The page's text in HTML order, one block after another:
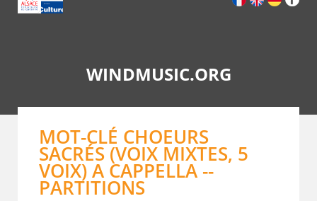
WINDMUSIC.ORG
MOT-CLÉ CHOEURS
SACRÉS (VOIX MIXTES, 5
VOIX) A CAPPELLA --
PARTITIONS